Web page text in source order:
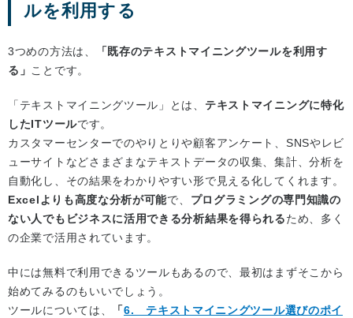
ルを利用する
3つめの方法は、
「既存のテキストマイニングツールを利用す
る」 ことです。
「テキストマイニングツール」とは、 テキストマイニングに特化
したITツールです。
カスタマーセンターでのやりとりや顧客アンケート、SNSやレビ
ューサイトなどさまざまなテキストデータの収集、集計、分析を
自動化し、その結果をわかりやすい形で見える化してくれます。
Excelよりも高度な分析が可能で、 プログラミングの専門知識の
ない人でもビジネスに活用できる分析結果を得られるため、多く
の企業で活用されています。
中には無料で利用できるツールもあるので、最初はまずそこから
始めてみるのもいいでしょう。
ツールについては、
「6. テキストマイニングツール選びのポイ